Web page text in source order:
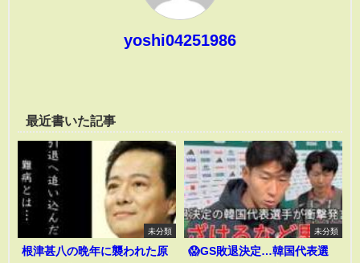
yoshi04251986
最近書いた記事
未分類
根津甚八の晩年に襲われた原
未分類
😱GS敗退決定…韓国代表選